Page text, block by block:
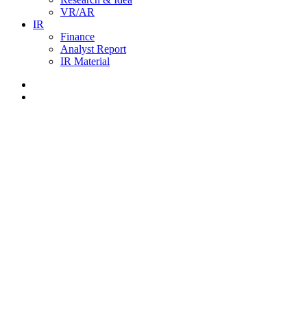
VR/AR
IR
Finance
Analyst Report
IR Material